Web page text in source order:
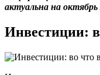
актуальна на октябрь
Инвестиции: